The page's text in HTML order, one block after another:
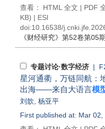
查看： HTML 全文 | PDF
KB) | ESI
doi:10.16538/
《财经研究》 第52卷第05期
专题讨论·数字经济 |
星河通衢，万链同航：
出海——来自大语言模
刘歆 杨亚平
First published at: Mar 02,